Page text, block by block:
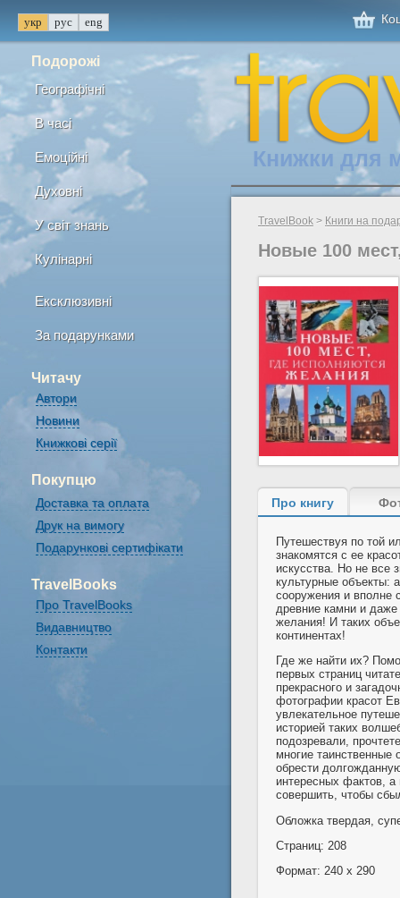
Подорожі
Географічні
В часі
Емоційні
Духовні
У світ знань
Кулінарні
Ексклюзивні
За подарунками
Читачу
Автори
Новини
Книжкові серії
Покупцю
Доставка та оплата
Друк на вимогу
Подарункові сертифікати
TravelBooks
Про TravelBooks
Видавництво
Контакти
Книжки для
TravelBook > Книги на
Новые 100
Про книгу
Путешествуя по той
знакомятся с ее
искусства. Но не все
культурные объекты:
сооружения и вполне
древние камни и даже
желания! И таких
континентах!
Где же найти их?
первых страниц
прекрасного и
фотографии красот
увлекательное
историей таких
подозревали,
многие
обрести
интересных фактов, а
совершить, чтобы
Обложка твердая,
Страниц: 208
Формат: 240 x 290